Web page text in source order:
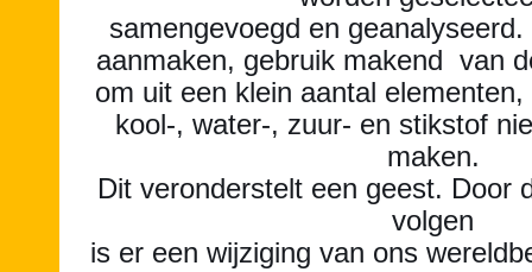
samengevoegd en
aanmaken, gebruik makend van
om uit een klein aantal
kool-, water-, zuur- en stikstof
maken.
Dit veronderstelt een geest. Door
volgen
is er een wijziging van ons